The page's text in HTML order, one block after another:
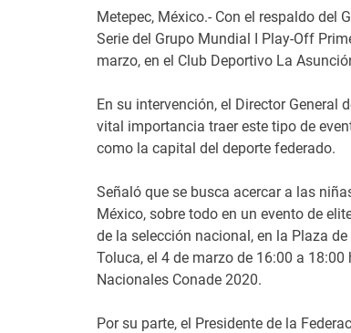
Metepec, México.- Con el respaldo del
Serie del Grupo Mundial I Play-Off
marzo, en el Club Deportivo La
En su intervención, el Director General
vital importancia traer este tipo de
como la capital del deporte federado.
Señaló que se busca acercar a las
México, sobre todo en un evento de
de la selección nacional, en la Plaza
Toluca, el 4 de marzo de 16:00 a
Nacionales Conade 2020.
Por su parte, el Presidente de la